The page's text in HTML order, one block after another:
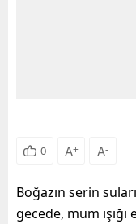
0 A+ A-
Boğazın serin
gecede, mum